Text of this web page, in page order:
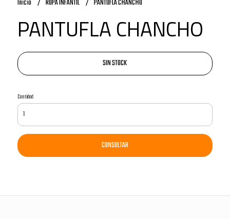
Inicio ROPA INFANTIL PANTUFLA CHANCHO
PANTUFLA CHANCHO
SIN STOCK
Cantidad
CONSULTAR